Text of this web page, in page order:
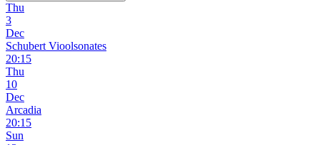
Thu
3
Dec
Schubert Vioolsonates
20:15
Thu
10
Dec
Arcadia
20:15
Sun